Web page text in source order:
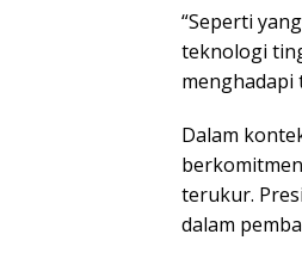
“Seperti
teknologi
menghadapi
Dalam
terukur.
dalam